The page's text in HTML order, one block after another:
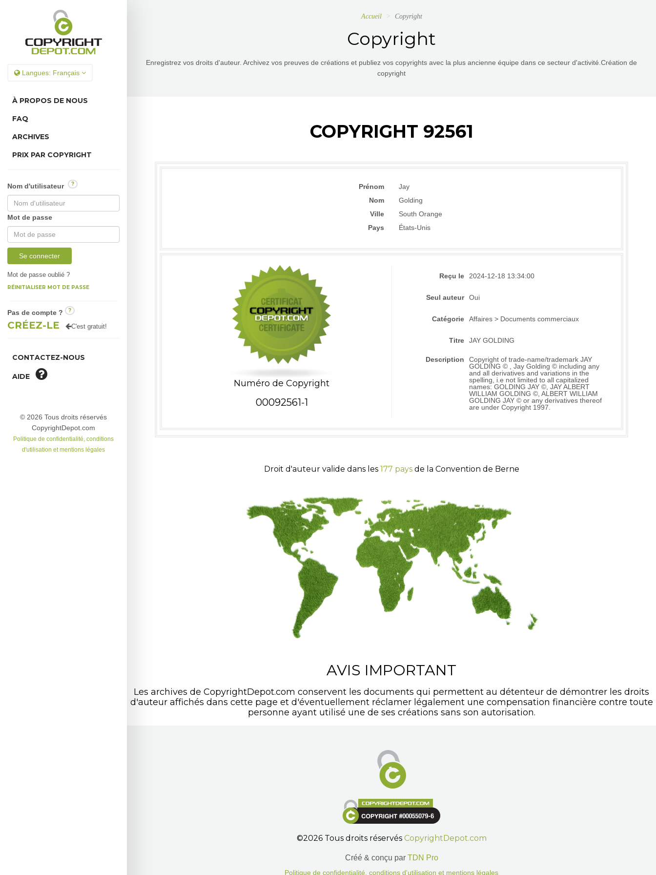
Langues: Français
À PROPOS DE NOUS
FAQ
ARCHIVES
PRIX PAR COPYRIGHT
Nom d'utilisateur ?
Mot de passe
Se connecter
Mot de passe oublié ?
RÉINITIALISER MOT DE PASSE
Pas de compte ? ?
CRÉEZ-LE C'est gratuit!
CONTACTEZ-NOUS
AIDE
© 2026 Tous droits réservés
CopyrightDepot.com
Politique de confidentialité, conditions
d'utilisation et mentions légales
Accueil Copyright
Copyright
Enregistrez vos droits d'auteur. Archivez vos preuves de créations et publiez vos copyrights avec la plus ancienne équipe dans ce secteur d'activité.Création de
copyright
COPYRIGHT 92561
Prénom
Jay
Nom
Golding
Ville
South Orange
Pays
États-Unis
Numéro de Copyright
00092561-1
Reçu le 2024-12-18 13:34:00
Seul auteur Oui
Catégorie Affaires > Documents commerciaux
Titre JAY GOLDING
Description
Copyright of trade-name/trademark JAY
GOLDING © , Jay Golding © including any
and all derivatives and variations in the
spelling, i.e not limited to all capitalized
names: GOLDING JAY ©, JAY ALBERT
WILLIAM GOLDING ©, ALBERT WILLIAM
GOLDING JAY © or any derivatives thereof
are under Copyright 1997.
Droit d'auteur valide dans les 177 paysde la Convention de Berne
AVIS IMPORTANT
Les archives de CopyrightDepot.com conservent les documents qui permettent au détenteur de démontrer les droits
d'auteur affichés dans cette page et d'éventuellement réclamer légalement une compensation financière contre toute
personne ayant utilisé une de ses créations sans son autorisation.
©2026 Tous droits réservés CopyrightDepot.com
Créé & conçu par TDN Pro
Politique de confidentialité, conditions d'utilisation et mentions légales